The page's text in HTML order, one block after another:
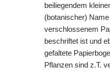
beiliegendem
(botanischer)
verschlossenem
beschriftet ist und
gefaltete
Pflanzen sind z.T.